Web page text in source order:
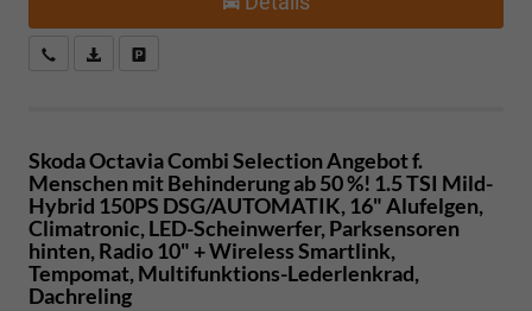
Kostenloser Rückruf-Service
PDF-Datei, Fahrzeugexposé drucken
Skoda Octavia CombiSelection Angebot f.
Menschen mit Behinderung ab 50 %! 1.5 TSI Mild-
Hybrid 150PS DSG/AUTOMATIK, 16" Alufelgen,
Climatronic, LED-Scheinwerfer, Parksensoren
hinten, Radio 10" + Wireless Smartlink,
Tempomat, Multifunktions-Lederlenkrad,
Dachreling